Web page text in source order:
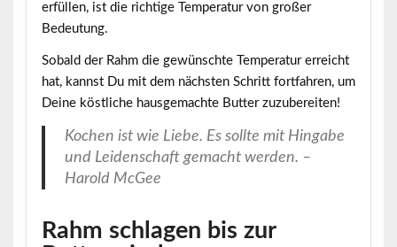
erfüllen, ist die richtige Temperatur von großer
Bedeutung.
Sobald der Rahm die gewünschte Temperatur erreicht
hat, kannst Du mit dem nächsten Schritt fortfahren, um
Deine köstliche hausgemachte Butter zuzubereiten!
Kochen ist wie Liebe. Es sollte mit Hingabe
und Leidenschaft gemacht werden. –
Harold McGee
Rahm schlagen bis zur